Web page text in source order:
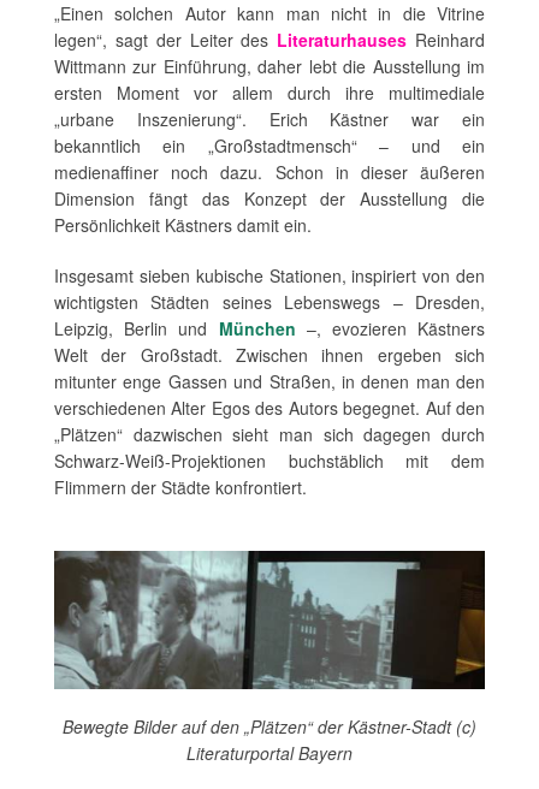
„Einen solchen Autor kann man nicht in die Vitrine
legen“, sagt der Leiter des Literaturhauses Reinhard
Wittmann zur Einführung, daher lebt die Ausstellung im
ersten Moment vor allem durch ihre multimediale
„urbane Inszenierung“. Erich Kästner war ein
bekanntlich ein „Großstadtmensch“ – und ein
medienaffiner noch dazu. Schon in dieser äußeren
Dimension fängt das Konzept der Ausstellung die
Persönlichkeit Kästners damit ein.
Insgesamt sieben kubische Stationen, inspiriert von den
wichtigsten Städten seines Lebenswegs – Dresden,
Leipzig, Berlin und München –, evozieren Kästners
Welt der Großstadt. Zwischen ihnen ergeben sich
mitunter enge Gassen und Straßen, in denen man den
verschiedenen Alter Egos des Autors begegnet. Auf den
„Plätzen“ dazwischen sieht man sich dagegen durch
Schwarz-Weiß-Projektionen buchstäblich mit dem
Flimmern der Städte konfrontiert.
Bewegte Bilder auf den „Plätzen“ der Kästner-Stadt (c)
Literaturportal Bayern